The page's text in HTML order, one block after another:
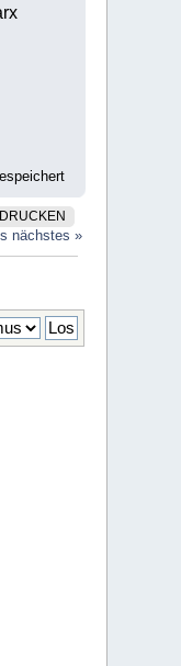
DRUCKEN
nächstes »